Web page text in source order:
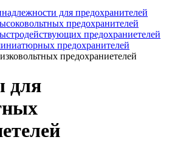
для предохранителей
предохранителей
предохраниетелей
предохранителей
предохраниетелей
для